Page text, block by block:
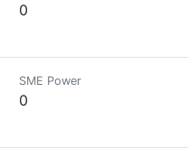
0
SME Power
0